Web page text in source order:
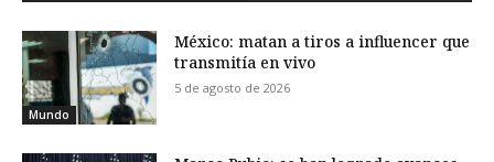
Mundo
México: matan a tiros a influencer que
transmitía en vivo
5 de agosto de 2026